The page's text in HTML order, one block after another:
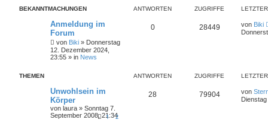
BEKANNTMACHUNGEN ANTWORTEN ZUGRIFFE
Anmeldung im
Forum
von Biki » Donnerstag
12. Dezember 2024,
23:55 » in News
0 28449 von Biki
THEMEN ANTWORTEN ZUGRIFFE
Unwohlsein im
Körper
von laura » Sonntag 7.
September 2008, 21:34
1 2
28 79904 von